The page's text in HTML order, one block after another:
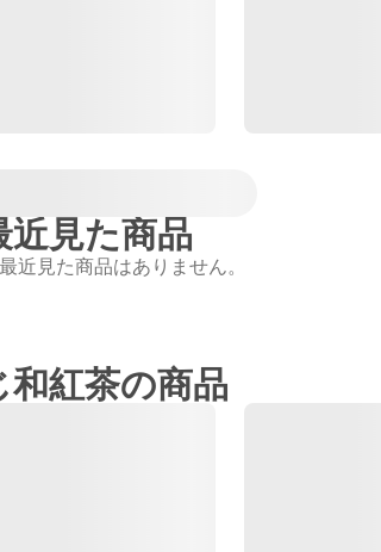
近見た商品
近見た商品はありません。
和紅茶の商品